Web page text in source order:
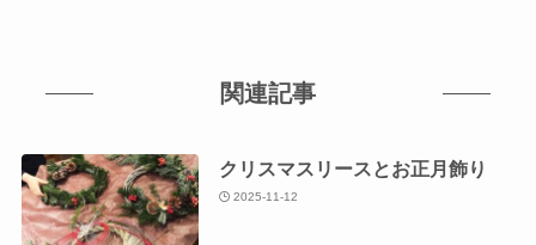
関連記事
クリスマスリースとお正月飾り
2025-11-12